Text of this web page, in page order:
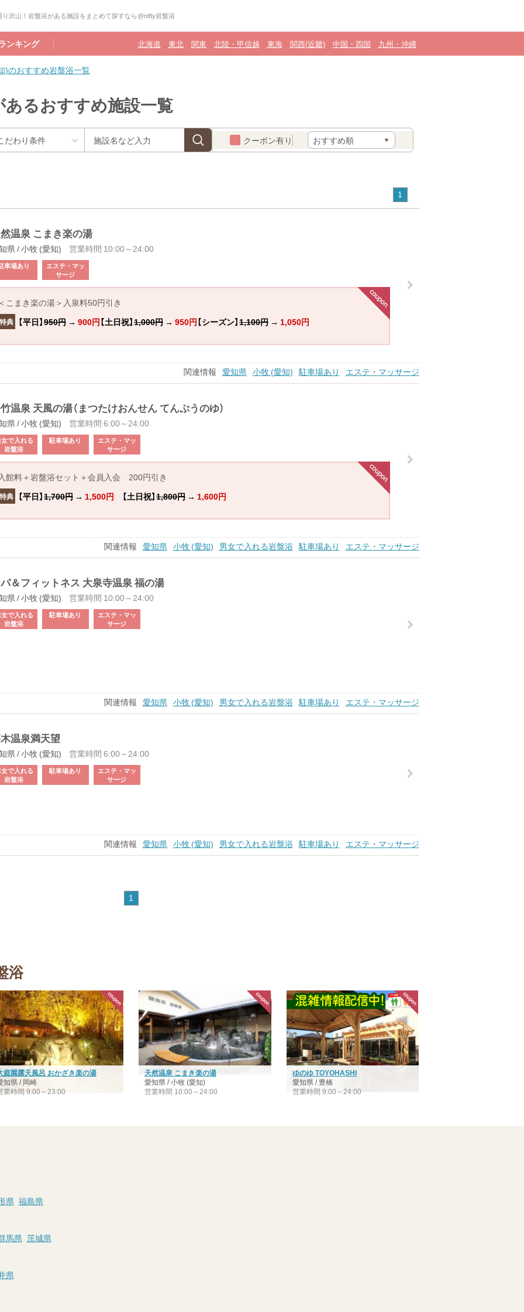
沢山！岩盤浴がある施設をまとめて探すなら@nifty岩盤浴
ンキング 北海道 東北 関東 北陸・甲信越 東海 関西(近畿) 中国・四国 九州・沖縄
)のおすすめ岩盤浴一覧
るおすすめ施設一覧
クーポン有り
1
温泉 こまき楽の湯
県 / 小牧 (愛知) 営業時間 10:00～24:00
車場あり
エステ・マッ
サージ
こまき楽の湯＞入泉料50円引き
典 【平日】950円→ 900円【土日祝】1,000円→ 950円【シーズン】1,100円→ 1,050円
関連情報 愛知県 小牧 (愛知) 駐車場あり エステ・マッサージ
温泉 天風の湯（まつたけおんせん てんぷうのゆ）
県 / 小牧 (愛知) 営業時間 6:00～24:00
で入れる
岩盤浴
駐車場あり
エステ・マッ
サージ
館料＋岩盤浴セット＋会員入会 200円引き
典 【平日】1,700円→ 1,500円 【土日祝】1,800円→ 1,600円
関連情報 愛知県 小牧 (愛知) 男女で入れる岩盤浴 駐車場あり エステ・マッサージ
＆フィットネス 大泉寺温泉 福の湯
県 / 小牧 (愛知) 営業時間 10:00～24:00
で入れる
岩盤浴
駐車場あり
エステ・マッ
サージ
関連情報 愛知県 小牧 (愛知) 男女で入れる岩盤浴 駐車場あり エステ・マッサージ
温泉満天望
県 / 小牧 (愛知) 営業時間 6:00～24:00
で入れる
岩盤浴
駐車場あり
エステ・マッ
サージ
関連情報 愛知県 小牧 (愛知) 男女で入れる岩盤浴 駐車場あり エステ・マッサージ
1
浴
庭園露天風呂 おかざき楽の湯
知県 / 岡崎
業時間 9:00～23:00
天然温泉 こまき楽の湯
愛知県 / 小牧 (愛知)
営業時間 10:00～24:00
ゆのゆ TOYOHASHI
愛知県 / 豊橋
営業時間 9:00～24:00
県 福島県
馬県 茨城県
県